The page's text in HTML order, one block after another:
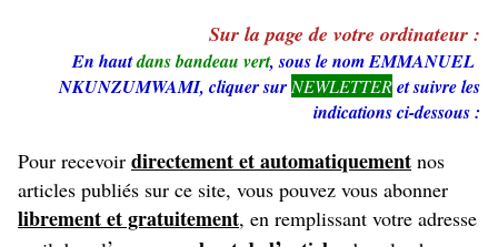
Sur la page de votre ordinateur :
En hautdans bandeau vert, sous le nom EMMANUEL
NKUNZUMWAMI, cliquer sur NEWLETTERet suivre les
indications ci-dessous :
Pour recevoir directement et automatiquement nos
articles publiés sur ce site, vous pouvez vous abonner
librement et gratuitement, en remplissant votre adresse